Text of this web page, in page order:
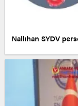
Nallıhan SYDV